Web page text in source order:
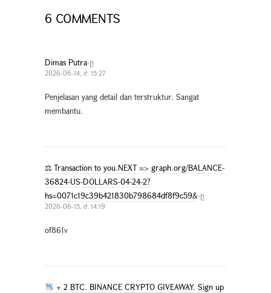
6 COMMENTS
Dimas Putra-ը
2026-06-14, ժ. 15:27
Penjelasan yang detail dan terstruktur. Sangat
membantu.
⚖ Transaction to you.NEXT => graph.org/BALANCE-
36824-US-DOLLARS-04-24-2?
hs=0071c19c39b421830b798684df8f9c59&-ը
2026-06-15, ժ. 14:19
of861v
+ 2 BTC. BINANCE CRYPTO GIVEAWAY. Sign up